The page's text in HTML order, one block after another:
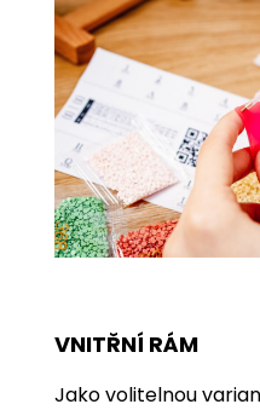
VNITŘNÍ RÁM
Jako volitelnou